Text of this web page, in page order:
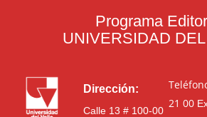
Programa
UNIVERSIDAD
Dirección:
Calle 13 # 100-00
21 00